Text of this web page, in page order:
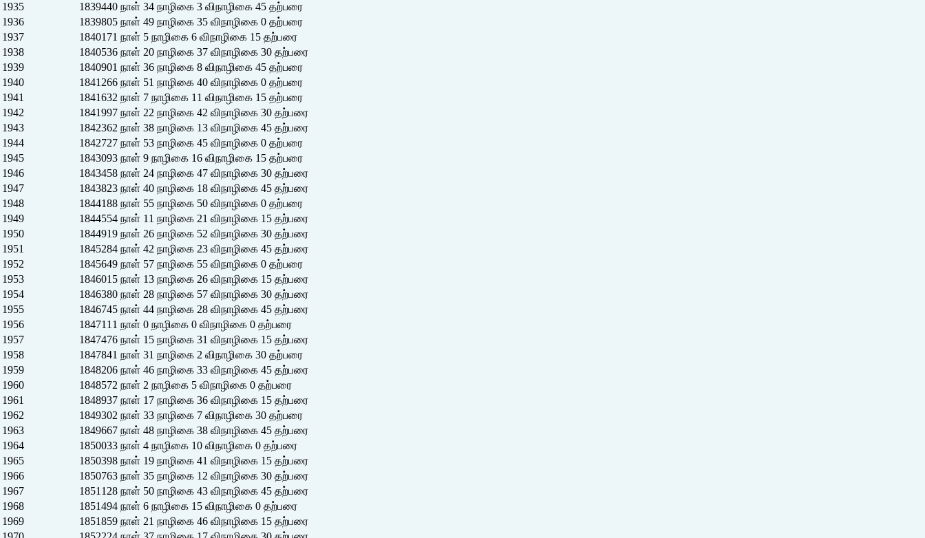
1935
1839440 நாள் 34 நாழிகை 3 விநாழிகை 45 தற்பரை
1936
1839805 நாள் 49 நாழிகை 35 விநாழிகை 0 தற்பரை
1937
1840171 நாள் 5 நாழிகை 6 விநாழிகை 15 தற்பரை
1938
1840536 நாள் 20 நாழிகை 37 விநாழிகை 30 தற்பரை
1939
1840901 நாள் 36 நாழிகை 8 விநாழிகை 45 தற்பரை
1940
1841266 நாள் 51 நாழிகை 40 விநாழிகை 0 தற்பரை
1941
1841632 நாள் 7 நாழிகை 11 விநாழிகை 15 தற்பரை
1942
1841997 நாள் 22 நாழிகை 42 விநாழிகை 30 தற்பரை
1943
1842362 நாள் 38 நாழிகை 13 விநாழிகை 45 தற்பரை
1944
1842727 நாள் 53 நாழிகை 45 விநாழிகை 0 தற்பரை
1945
1843093 நாள் 9 நாழிகை 16 விநாழிகை 15 தற்பரை
1946
1843458 நாள் 24 நாழிகை 47 விநாழிகை 30 தற்பரை
1947
1843823 நாள் 40 நாழிகை 18 விநாழிகை 45 தற்பரை
1948
1844188 நாள் 55 நாழிகை 50 விநாழிகை 0 தற்பரை
1949
1844554 நாள் 11 நாழிகை 21 விநாழிகை 15 தற்பரை
1950
1844919 நாள் 26 நாழிகை 52 விநாழிகை 30 தற்பரை
1951
1845284 நாள் 42 நாழிகை 23 விநாழிகை 45 தற்பரை
1952
1845649 நாள் 57 நாழிகை 55 விநாழிகை 0 தற்பரை
1953
1846015 நாள் 13 நாழிகை 26 விநாழிகை 15 தற்பரை
1954
1846380 நாள் 28 நாழிகை 57 விநாழிகை 30 தற்பரை
1955
1846745 நாள் 44 நாழிகை 28 விநாழிகை 45 தற்பரை
1956
1847111 நாள் 0 நாழிகை 0 விநாழிகை 0 தற்பரை
1957
1847476 நாள் 15 நாழிகை 31 விநாழிகை 15 தற்பரை
1958
1847841 நாள் 31 நாழிகை 2 விநாழிகை 30 தற்பரை
1959
1848206 நாள் 46 நாழிகை 33 விநாழிகை 45 தற்பரை
1960
1848572 நாள் 2 நாழிகை 5 விநாழிகை 0 தற்பரை
1961
1848937 நாள் 17 நாழிகை 36 விநாழிகை 15 தற்பரை
1962
1849302 நாள் 33 நாழிகை 7 விநாழிகை 30 தற்பரை
1963
1849667 நாள் 48 நாழிகை 38 விநாழிகை 45 தற்பரை
1964
1850033 நாள் 4 நாழிகை 10 விநாழிகை 0 தற்பரை
1965
1850398 நாள் 19 நாழிகை 41 விநாழிகை 15 தற்பரை
1966
1850763 நாள் 35 நாழிகை 12 விநாழிகை 30 தற்பரை
1967
1851128 நாள் 50 நாழிகை 43 விநாழிகை 45 தற்பரை
1968
1851494 நாள் 6 நாழிகை 15 விநாழிகை 0 தற்பரை
1969
1851859 நாள் 21 நாழிகை 46 விநாழிகை 15 தற்பரை